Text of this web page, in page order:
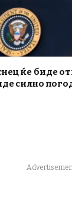
ќе биде
силно